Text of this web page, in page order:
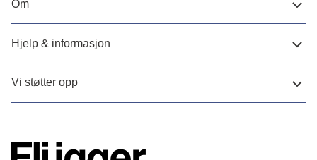
Om
Hjelp & informasjon
Vi støtter opp